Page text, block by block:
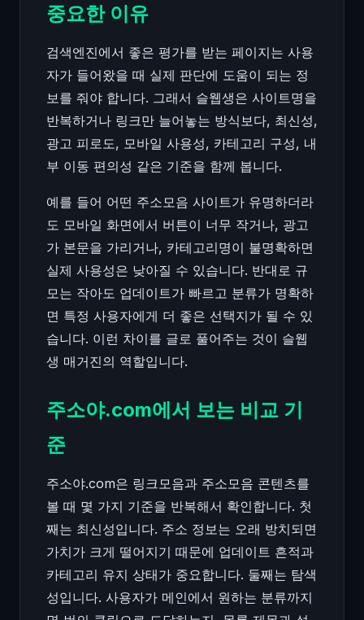
중요한 이유
검색엔진에서 좋은 평가를 받는 페이지는 사용
자가 들어왔을 때 실제 판단에 도움이 되는 정
보를 줘야 합니다. 그래서 슬웹생은 사이트명을
반복하거나 링크만 늘어놓는 방식보다, 최신성,
광고 피로도, 모바일 사용성, 카테고리 구성, 내
부 이동 편의성 같은 기준을 함께 봅니다.
예를 들어 어떤 주소모음 사이트가 유명하더라
도 모바일 화면에서 버튼이 너무 작거나, 광고
가 본문을 가리거나, 카테고리명이 불명확하면
실제 사용성은 낮아질 수 있습니다. 반대로 규
모는 작아도 업데이트가 빠르고 분류가 명확하
면 특정 사용자에게 더 좋은 선택지가 될 수 있
습니다. 이런 차이를 글로 풀어주는 것이 슬웹
생 매거진의 역할입니다.
주소야.com에서 보는 비교 기
준
주소야.com은 링크모음과 주소모음 콘텐츠를
볼 때 몇 가지 기준을 반복해서 확인합니다. 첫
째는 최신성입니다. 주소 정보는 오래 방치되면
가치가 크게 떨어지기 때문에 업데이트 흔적과
카테고리 유지 상태가 중요합니다. 둘째는 탐색
성입니다. 사용자가 메인에서 원하는 분류까지